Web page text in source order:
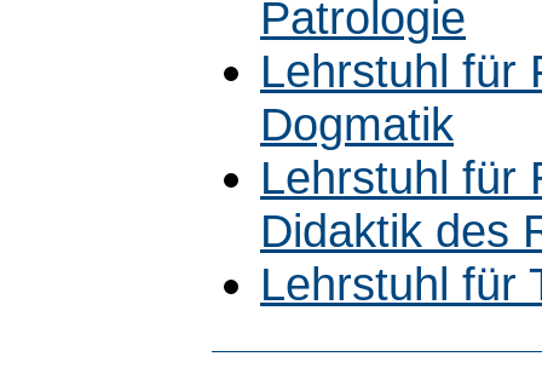
Patrologie
Lehrstuhl für
Dogmatik
Lehrstuhl für
Didaktik des
Lehrstuhl für